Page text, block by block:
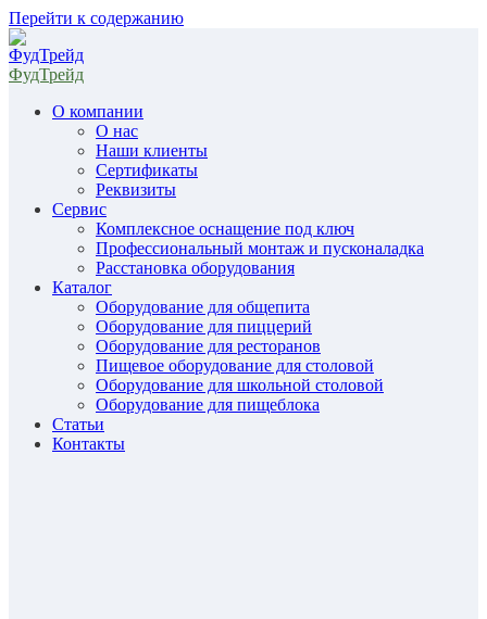
Перейти к содержанию
ФудТрейд
О компании
О нас
Наши клиенты
Сертификаты
Реквизиты
Сервис
Комплексное оснащение под ключ
Профессиональный монтаж и пусконаладка
Расстановка оборудования
Каталог
Оборудование для общепита
Оборудование для пиццерий
Оборудование для ресторанов
Пищевое оборудование для столовой
Оборудование для школьной столовой
Оборудование для пищеблока
Статьи
Контакты